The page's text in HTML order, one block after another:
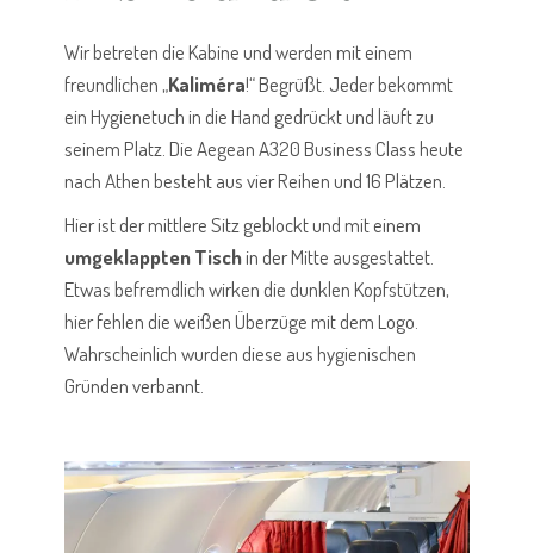
Wir betreten die Kabine und werden mit einem
freundlichen „Kaliméra!“ Begrüßt. Jeder bekommt
ein Hygienetuch in die Hand gedrückt und läuft zu
seinem Platz. Die Aegean A320 Business Class heute
nach Athen besteht aus vier Reihen und 16 Plätzen.
Hier ist der mittlere Sitz geblockt und mit einem
umgeklappten Tischin der Mitte ausgestattet.
Etwas befremdlich wirken die dunklen Kopfstützen,
hier fehlen die weißen Überzüge mit dem Logo.
Wahrscheinlich wurden diese aus hygienischen
Gründen verbannt.